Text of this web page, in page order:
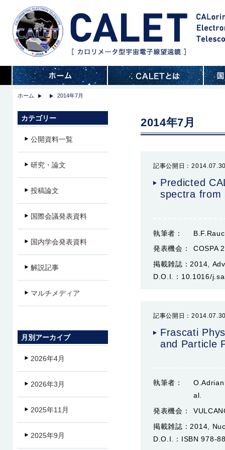
ホーム 2014年7月
2014年7月
記事公開日：
Predicted
spectra from
執筆者：
発表機会：
COSPA
掲載雑誌： 2014,
D.O.I.： 10.1016/
記事公開日：
Frascati
and Particle
執筆者：
al.
発表機会：
掲載雑誌： 2014,
D.O.I.： ISBN 978-
カテゴリー
公開資料一覧
研究・論文
投稿論文
国際会議発表資料
国内学会発表資料
解説記事
マルチメディア
月別アーカイブ
2026年4月
2026年3月
2025年11月
2025年9月